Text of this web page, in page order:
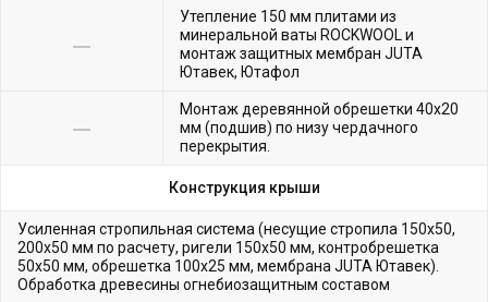
Утепление 150 мм плитами из
минеральной ваты ROCKWOOL и
монтаж защитных мембран JUTA
Ютавек, Ютафол
Монтаж деревянной обрешетки 40х20
мм (подшив) по низу чердачного
перекрытия.
Конструкция крыши
Усиленная стропильная система (несущие стропила 150х50,
200х50 мм по расчету, ригели 150х50 мм, контробрешетка
50х50 мм, обрешетка 100х25 мм, мембрана JUTA Ютавек).
Обработка древесины огнебиозащитным составом